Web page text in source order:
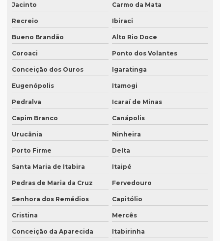
Preço tabela tradução inglês
Preço para tradução
Preço de tradução de árabe
Preço tradução em chinês
Preço tradução para francês
Preço tradução francês portugues
Preço de tradução juramentada
Preço tradução juramentada alemão
Preço tradução juramentada brasil
Preço de tradução e legendagem
Preço tradução por página
Preço tradução por palavra
Jacinto Carmo da Mata
Recreio Ibiraci
Bueno Brandão Alto Rio Doce
Coroaci Ponto dos Volantes
Conceição dos Ouros Igaratinga
Eugenópolis Itamogi
Pedralva Icaraí de Minas
Capim Branco Canápolis
Urucânia Ninheira
Porto Firme Delta
Santa Maria de Itabira Itaipé
Pedras de Maria da Cruz Fervedouro
Senhora dos Remédios Capitólio
Cristina Mercês
Conceição da Aparecida Itabirinha